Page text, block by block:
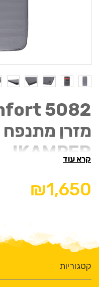
מזרן
IKAMPER
מזרני ניפוח מתאימים
קרא עוד
₪1,650
קטגוריות